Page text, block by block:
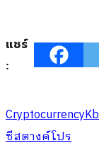
แชร์
:
Cryptocurrency
ซีสตางค์โปร